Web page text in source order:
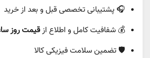
🎧 پشتیبانی تخصصی قبل و بعد از خرید
💰 شفافیت کامل و اطلاع ازقیمت روز
🛡️ تضمین سلامت فیزیکی کالا